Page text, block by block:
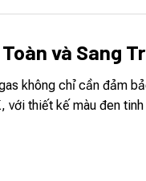
và Sang
không chỉ cần đảm
với thiết kế màu đen